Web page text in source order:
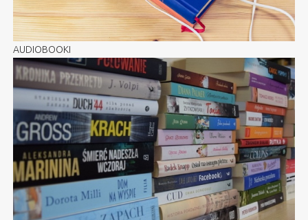
AUDIOBOOKI